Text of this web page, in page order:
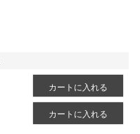
カートに入れる
カートに入れる